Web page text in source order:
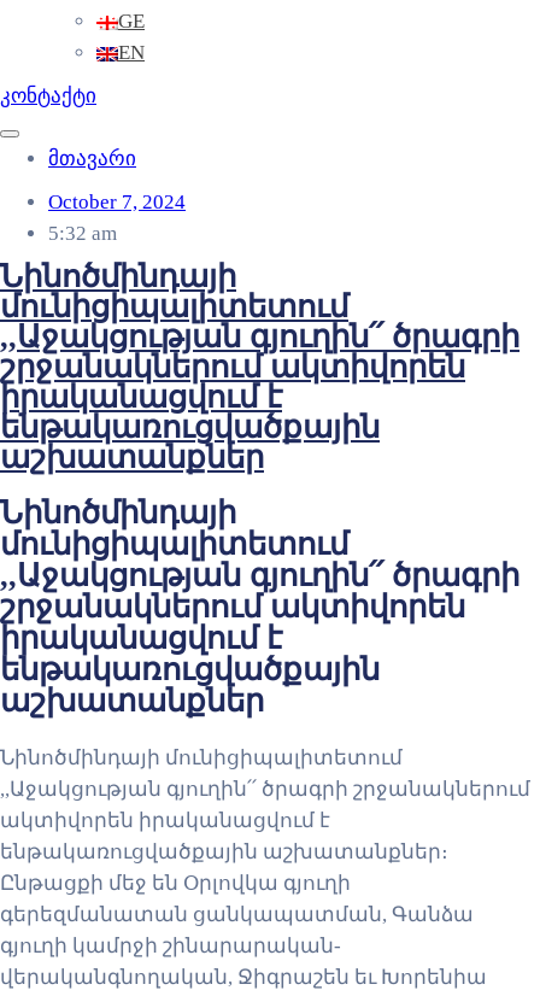
GE
EN
კონტაქტი
მთავარი
October 7, 2024
5:32 am
Նինոծմինդայի
մունիցիպալիտետում
,,Աջակցության գյուղին՛՛ ծրագրի
շրջանակներում ակտիվորեն
իրականացվում է
ենթակառուցվածքային
աշխատանքներ
Նինոծմինդայի
մունիցիպալիտետում
,,Աջակցության գյուղին՛՛ ծրագրի
շրջանակներում ակտիվորեն
իրականացվում է
ենթակառուցվածքային
աշխատանքներ
Նինոծմինդայի մունիցիպալիտետում
,,Աջակցության գյուղին՛՛ ծրագրի շրջանակներում
ակտիվորեն իրականացվում է
ենթակառուցվածքային աշխատանքներ։
Ընթացքի մեջ են Օրլովկա գյուղի
գերեզմանատան ցանկապատման, Գանձա
գյուղի կամրջի շինարարական-
վերականգնողական, Ջիգրաշեն եւ Խորենիա